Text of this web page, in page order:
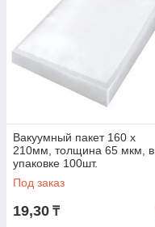
Вакуумный пакет 160 х
210мм, толщина 65 мкм, в
упаковке 100шт.
Под заказ
19,30 ₸